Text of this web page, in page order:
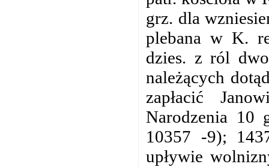
grz. dla
plebana w K.
dzies. z ról
należących
zapłacić
Narodzenia 10
10357 -9);
upływie